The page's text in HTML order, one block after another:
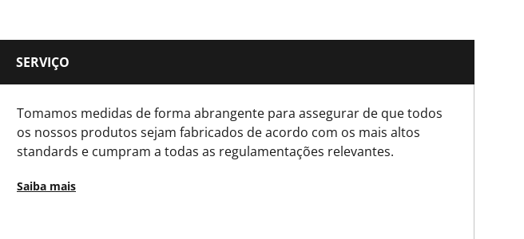
260
0.57
100
SERVIÇO
Tomamos medidas de forma abrangente para assegurar de que todos
os nossos produtos sejam fabricados de acordo com os mais altos
standards e cumpram a todas as regulamentações relevantes.
Saiba mais